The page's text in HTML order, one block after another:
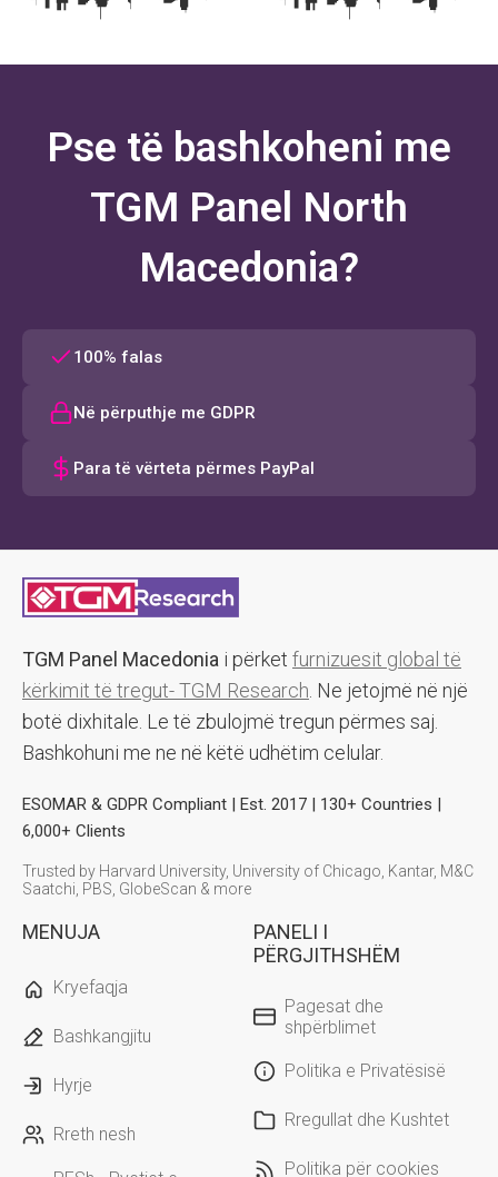
Pse të bashkoheni me
TGM Panel North
Macedonia?
100% falas
Në përputhje me GDPR
Para të vërteta përmes PayPal
TGM Panel Macedonia i përket furnizuesit global të
kërkimit të tregut- TGM Research . Ne jetojmë në një
botë dixhitale. Le të zbulojmë tregun përmes saj.
Bashkohuni me ne në këtë udhëtim celular.
ESOMAR & GDPR Compliant | Est. 2017 | 130+ Countries |
6,000+ Clients
Trusted by Harvard University, University of Chicago, Kantar, M&C
Saatchi, PBS, GlobeScan & more
MENUJA
Kryefaqja
Bashkangjitu
Hyrje
Rreth nesh
PANELI I
PËRGJITHSHËM
Pagesat dhe
shpërblimet
Politika e Privatësisë
Rregullat dhe Kushtet
Politika për cookies